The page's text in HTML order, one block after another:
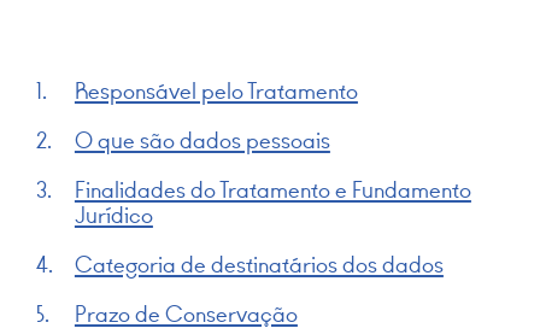
Responsável pelo Tratamento
O que são dados pessoais
Finalidades do Tratamento e Fundamento
Jurídico
Categoria de destinatários dos dados
Prazo de Conservação